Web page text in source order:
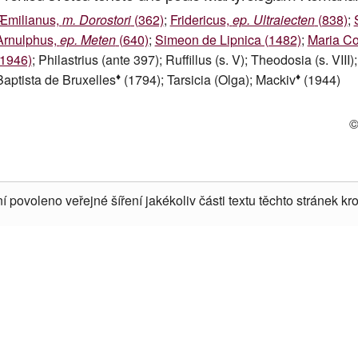
m. Dorostori(362); Fridericus, ep. Ultraiecten(838);
ep. Meten(640); Simeon de Lipnica (1482); Maria
; Philastrius (ante 397); Ruffillus (s. V); Theodosia (s.
de Bruxelles♦(1794); Tarsicia (Olga); Mackiv♦(1944)
povoleno veřejné šíření jakékoliv části textu těchto stránek